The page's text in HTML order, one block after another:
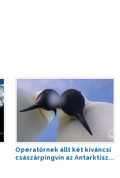
Operatőrnek állt két kíváncsi
császárpingvin az Antarktisz...